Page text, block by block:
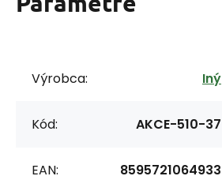
Výrobca: Iný
Kód: AKCE-510-37
EAN: 8595721064933